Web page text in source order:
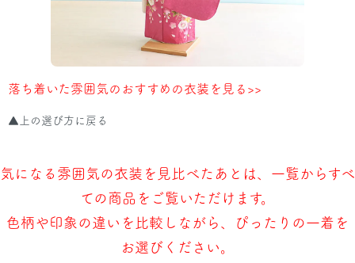
落ち着いた雰囲気のおすすめの衣装を見る>>
▲上の選び方に戻る
気になる雰囲気の衣装を見比べたあとは、一覧からすべ
ての商品をご覧いただけます。
色柄や印象の違いを比較しながら、ぴったりの一着を
お選びください。